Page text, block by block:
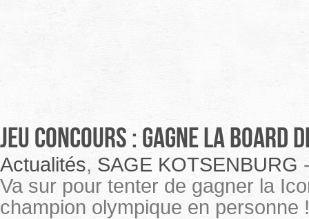
Jeu concours : gagne la board
Actualités, SAGE KOTSENBURG
Va sur pour tenter de gagner la
champion olympique en personne !